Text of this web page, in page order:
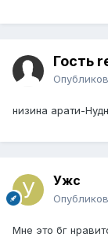
Гость
низина арати-
Ужс
Мне это бг